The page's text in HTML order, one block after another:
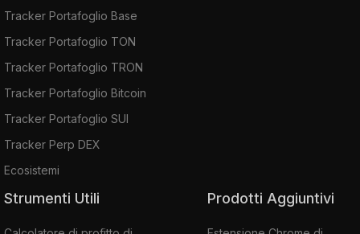
Tracker Portafoglio Base
Tracker Portafoglio TON
Tracker Portafoglio TRON
Tracker Portafoglio Bitcoin
Tracker Portafoglio SUI
Tracker Perp DEX
Ecosistemi
Strumenti Utili Prodotti Aggiuntivi